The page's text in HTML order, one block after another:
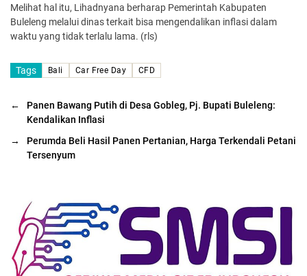
Melihat hal itu, Lihadnyana berharap Pemerintah Kabupaten
Buleleng melalui dinas terkait bisa mengendalikan inflasi dalam
waktu yang tidak terlalu lama. (rls)
Tags Bali Car Free Day CFD
←
Panen Bawang Putih di Desa Gobleg, Pj. Bupati Buleleng:
Kendalikan Inflasi
→
Perumda Beli Hasil Panen Pertanian, Harga Terkendali Petani
Tersenyum